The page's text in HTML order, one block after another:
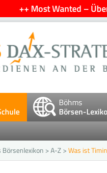
++ Most Wanted –
Böhms
Börsen-
Börsenlexikon >A-Z >Was ist